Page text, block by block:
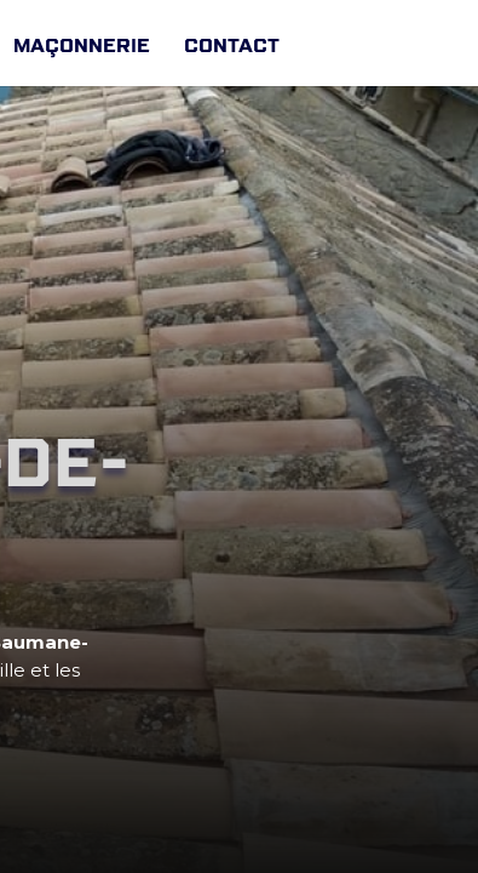
Maçonnerie Contact
et les